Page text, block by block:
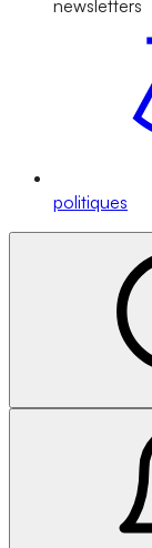
newsletters
politiques